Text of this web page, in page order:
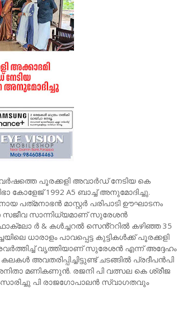
പൂരക്കളി അവാർഡ് നേടിയ കെ
കോളേജ് 1992 A5 ബാച്ച് അനുമോദിച്ചു.
പത്‌മനാഭൻ മാസ്റ്റർ പരിപാടി ഊഘാടനം
സജീവ സാന്നിധ്യമാണ് സുരേശൻ
ർ & കൾച്ചറൽ സെൻ്ററിൽ കഴിഞ്ഞ 35
ധാരാളം പാവപ്പെട്ട കുട്ടികൾക്ക് പൂരക്കളി
വൃത്തിയാണ് സുരേശൻ എന്ന് അദ്ദേഹം
അവതരിപ്പിച്ചിട്ടുണ്ട് ചടങ്ങിൽ പ്രദീപൻപി
മണികണുൻ. രജനി പി വത്സല കെ ശ്രീജ
പി രാജഗോപാലൻ സ്വാഗതവും